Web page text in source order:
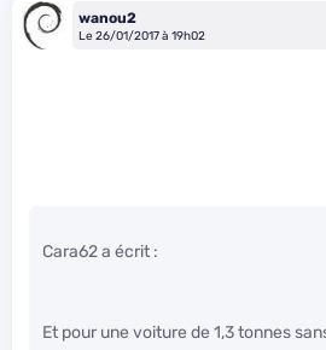
wanou2
Le 26/01/2017 à 19h02
Cara62 a écrit :
Et pour une voiture de 1,3 tonnes